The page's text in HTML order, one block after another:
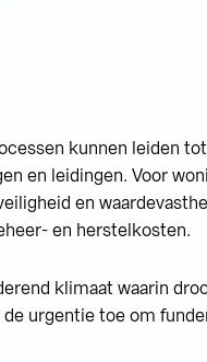
kunnen leiden
en leidingen. Voor
en
en herstelkosten.
klimaat waarin
urgentie toe om